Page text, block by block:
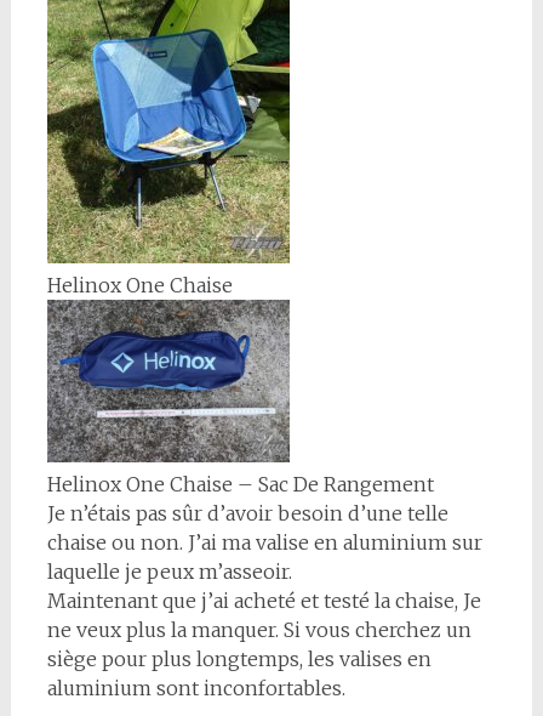
Helinox One Chaise
Helinox One Chaise – Sac De Rangement
Je n’étais pas sûr d’avoir besoin d’une telle
chaise ou non. J’ai ma valise en aluminium sur
laquelle je peux m’asseoir.
Maintenant que j’ai acheté et testé la chaise, Je
ne veux plus la manquer. Si vous cherchez un
siège pour plus longtemps, les valises en
aluminium sont inconfortables.